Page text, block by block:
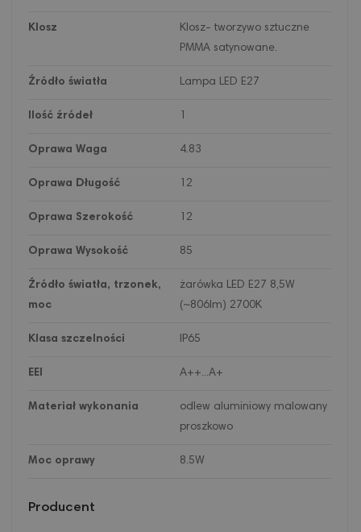
Klosz
Klosz- tworzywo sztuczne
PMMA satynowane.
Źródło światła Lampa LED E27
Ilość źródeł 1
Oprawa Waga 4.83
Oprawa Długość 12
Oprawa Szerokość 12
Oprawa Wysokość 85
Źródło światła, trzonek,
moc
żarówka LED E27 8,5W
(~806lm) 2700K
Klasa szczelności IP65
EEI A++...A+
Materiał wykonania
odlew aluminiowy malowany
proszkowo
Moc oprawy 8.5W
Producent